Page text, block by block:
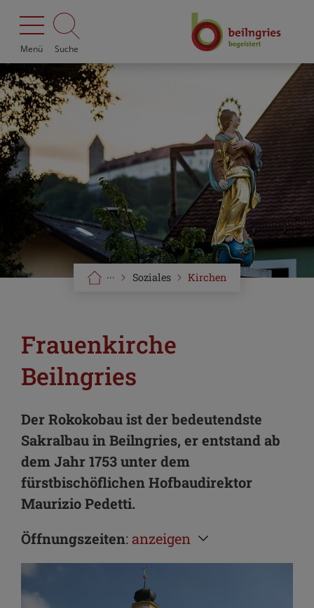
Menü Suche
Kirchen
Soziales
···
Frauenkirche
Beilngries
Der Rokokobau ist der bedeutendste
Sakralbau in Beilngries, er entstand ab
dem Jahr 1753 unter dem
fürstbischöflichen Hofbaudirektor
Maurizio Pedetti.
Öffnungszeiten: anzeigen